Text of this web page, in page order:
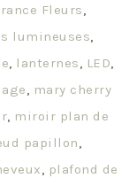
Fleurs,
lumineuses,
, lanternes, LED,
, mary cherry
, miroir plan de
papillon,
, plafond de